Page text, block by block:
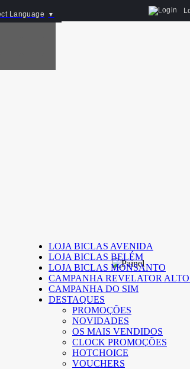
Language ▼
LOJA BICLAS AVENIDA
LOJA BICLAS BELÉM
LOJA BICLAS MONSANTO
CAMPANHA REVELATOR
CAMPANHA DO SIM
DESTAQUES
PROMOÇÕES
NOVIDADES
OS MAIS VENDIDOS
CLOCK PROMOÇÕES
HOTCHOICE
VOUCHERS